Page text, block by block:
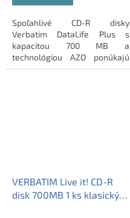
Spoľahlivé CD-R disky
Verbatim DataLife Plus s
kapacitou 700 MB a
technológiou AZO ponúkajú
vysokú stabilitu zápisu.
VERBATIM Live it! CD-R
disk 700MB 1 ks klasický